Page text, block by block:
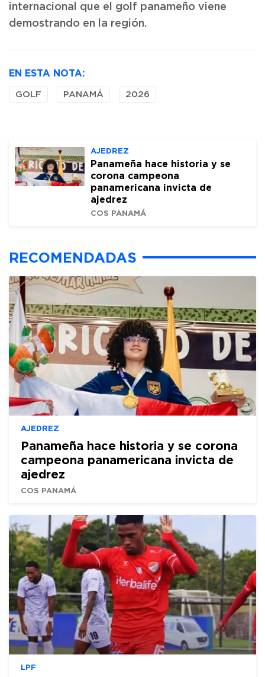
internacional que el golf panameño viene
demostrando en la región.
EN ESTA NOTA:
GOLF PANAMÁ 2026
AJEDREZ
Panameña hace historia y se
corona campeona
panamericana invicta de
ajedrez
COS PANAMÁ
RECOMENDADAS
AJEDREZ
Panameña hace historia y se corona
campeona panamericana invicta de
ajedrez
COS PANAMÁ
LPF